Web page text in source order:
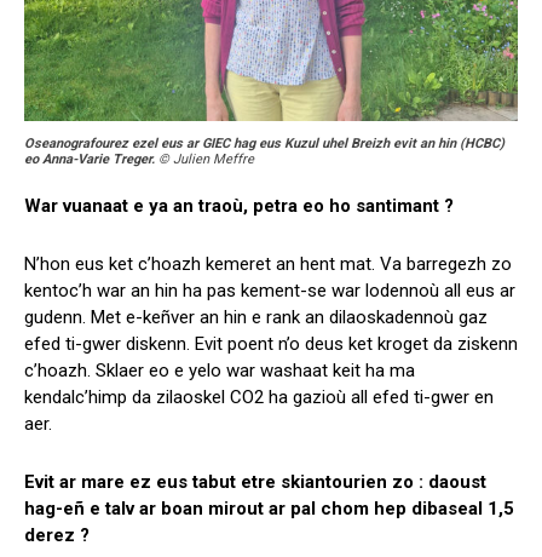
Oseanografourez ezel eus ar GIEC hag eus Kuzul uhel Breizh evit an hin (HCBC)
eo Anna-Varie Treger. © Julien Meffre
War vuanaat e ya an traoù, petra eo ho santimant ?
N’hon eus ket c’hoazh kemeret an hent mat. Va barregezh zo
kentoc’h war an hin ha pas kement-se war lodennoù all eus ar
gudenn. Met e-keñver an hin e rank an dilaoskadennoù gaz
efed ti-gwer diskenn. Evit poent n’o deus ket kroget da ziskenn
c’hoazh. Sklaer eo e yelo war washaat keit ha ma
kendalc’himp da zilaoskel CO2 ha gazioù all efed ti-gwer en
aer.
Evit ar mare ez eus tabut etre skiantourien zo : daoust
hag-eñ e talv ar boan mirout ar pal chom hep dibaseal 1,5
derez ?